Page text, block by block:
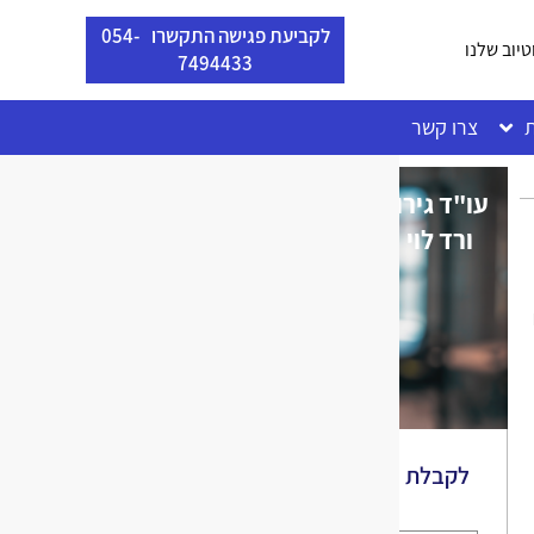
שלנו
לקביעת פגישה התקשרו 054-
7494433
צרו קשר
עו"ד גירושין -
ורד לוי
לקבלת ייעוץ וליווי מקצועי מלאו